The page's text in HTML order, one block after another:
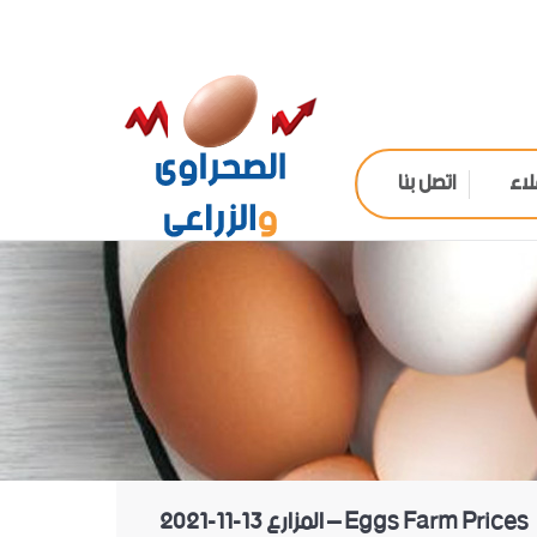
اتصل بنا
Eggs Farm Prices – المزارع 13-11-2021